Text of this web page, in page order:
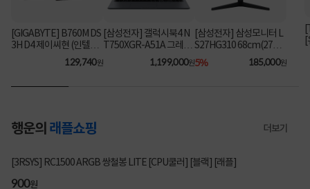
[GIGABYTE] B760M DS
3H D4 제이씨현 (인텔B7
129,740원
[삼성전자] 갤럭시북4 N
T750XGR-A51A 그레이
(i5-1335U/16GB/256G
B/FD) [기본제품] [최대
1,199,000원
[삼성전자] 삼성모니터 L
S27HG310 68cm(27인
치) FHD IPS 144Hz 사무
용 ▶ LS27F322 후속 모
5% 185,000원
행운의 래플쇼핑 더보기
200원
3031명 참여
[3RSYS] RC1500 ARGB 쌍철봉 LITE [CPU쿨러] [블랙] [래플]
900원
200원
900원